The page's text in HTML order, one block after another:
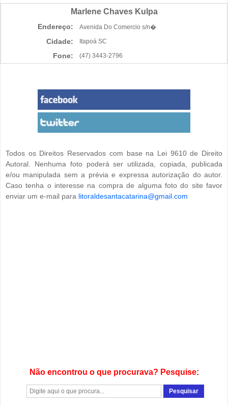
Marlene Chaves Kulpa
Endereço: Avenida Do Comercio s/n�
Cidade: Itapoá SC
Fone: (47) 3443-2796
Todos os Direitos Reservados com base na Lei 9610 de Direito
Autoral. Nenhuma foto poderá ser utilizada, copiada, publicada
e/ou manipulada sem a prévia e expressa autorização do autor.
Caso tenha o interesse na compra de alguma foto do site favor
enviar um e-mail para litoraldesantacatarina@gmail.com
Não encontrou o que procurava? Pesquise: